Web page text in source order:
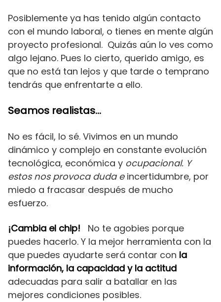
Posiblemente ya has tenido algún contacto
con el mundo laboral, o tienes en mente algún
proyecto profesional. Quizás aún lo ves como
algo lejano. Pues lo cierto, querido amigo, es
que no está tan lejos y que tarde o temprano
tendrás que enfrentarte a ello.
Seamos realistas…
No es fácil, lo sé. Vivimos en un mundo
dinámico y complejo en constante evolución
tecnológica, económica y ocupacional. Y
estos nos provoca duda e incertidumbre, por
miedo a fracasar después de mucho
esfuerzo.
¡Cambia el chip! No te agobies porque
puedes hacerlo. Y la mejor herramienta con la
que puedes ayudarte será contar con la
información, la capacidad y la actitud
adecuadas para salir a batallar en las
mejores condiciones posibles.